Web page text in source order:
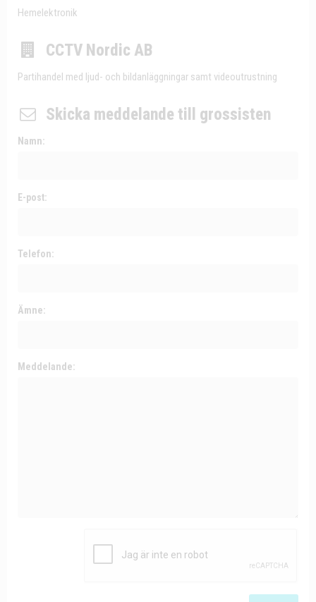
Hemelektronik
CCTV Nordic AB
Partihandel med ljud- och bildanläggningar samt videoutrustning
Skicka meddelande till grossisten
Namn:
E-post:
Telefon:
Ämne:
Meddelande: